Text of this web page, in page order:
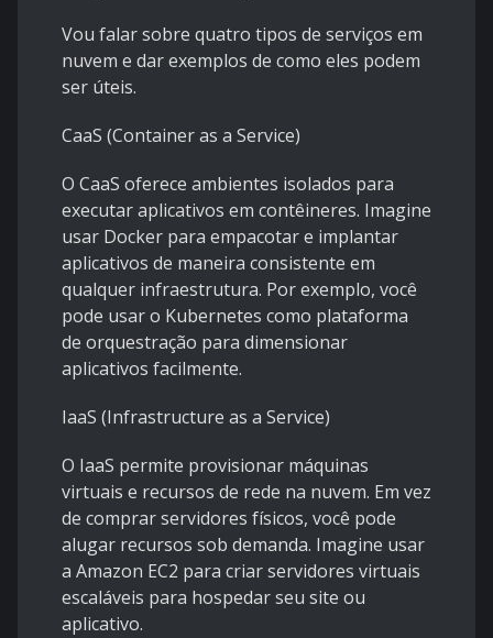
Vou falar sobre quatro tipos de serviços em
nuvem e dar exemplos de como eles podem
ser úteis.
CaaS (Container as a Service)
O CaaS oferece ambientes isolados para
executar aplicativos em contêineres. Imagine
usar Docker para empacotar e implantar
aplicativos de maneira consistente em
qualquer infraestrutura. Por exemplo, você
pode usar o Kubernetes como plataforma
de orquestração para dimensionar
aplicativos facilmente.
IaaS (Infrastructure as a Service)
O IaaS permite provisionar máquinas
virtuais e recursos de rede na nuvem. Em vez
de comprar servidores físicos, você pode
alugar recursos sob demanda. Imagine usar
a Amazon EC2 para criar servidores virtuais
escaláveis para hospedar seu site ou
aplicativo.